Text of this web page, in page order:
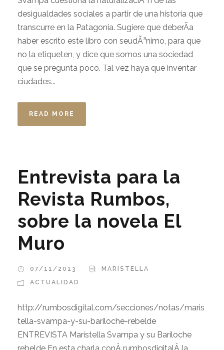
desigualdades sociales a partir de una historia que
transcurre en la Patagonia. Sugiere que deberÃ­a
haber escrito este libro con seudÃ³nimo, para que
no la etiqueten, y dice que somos una sociedad
que se pregunta poco. Tal vez haya que inventar
ciudades...
READ MORE
Entrevista para la
Revista Rumbos,
sobre la novela El
Muro
07/11/2013
MARISTELLA
ACTUALIDAD
http://rumbosdigital.com/secciones/notas/maris
tella-svampa-y-su-bariloche-rebelde
ENTREVISTA Maristella Svampa y su Bariloche